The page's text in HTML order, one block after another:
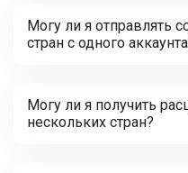
Могу ли я отправлять
стран с одного
Могу ли я получить
нескольких стран?